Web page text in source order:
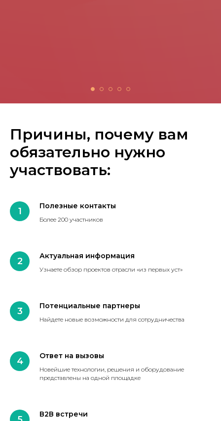
Причины, почему вам
обязательно нужно
участвовать:
Полезные контакты
Более 200 участников
Актуальная информация
Узнаете обзор проектов отрасли «из первых уст»
Потенциальные партнеры
Найдете новые возможности для сотрудничества
Ответ на вызовы
Новейшие технологии, решения и оборудование
представлены на одной площадке
В2В встречи